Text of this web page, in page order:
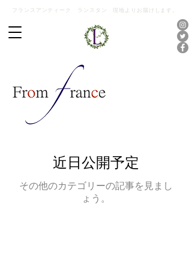
フランスアンティーク ランスタン 現地よりお届けします。
近日公開予定
その他のカテゴリーの記事を見まし
ょう。